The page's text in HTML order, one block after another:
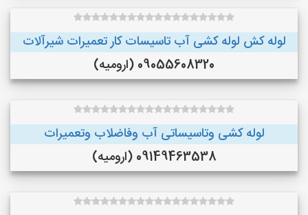
لوله کش لوله کشی آب تاسیسات کار تعمیرات شیرآلات
09055608320 (ارومیه)
لوله کشی وتاسیساتی آب وفاضلاب وتعمیرات
09149463538 (ارومیه)